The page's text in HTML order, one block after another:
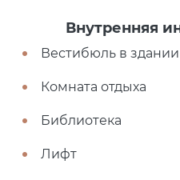
Внутренняя
Вестибюль в здании
Комната отдыха
Библиотека
Лифт